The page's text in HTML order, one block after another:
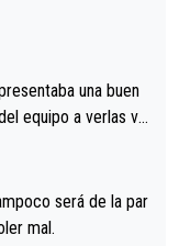
una buen
equipo a verlas ve
Más en San Seb
podríamos ten
será de la par
mal.